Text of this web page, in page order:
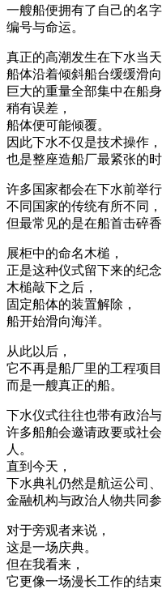
一艘船便拥有了自己的名字
编号与命运。
真正的高潮发生在下水当天
船体沿着倾斜船台缓缓滑向
巨大的重量全部集中在船身
稍有误差，
船体便可能倾覆。
因此下水不仅是技术操作，
也是整座造船厂最紧张的时
许多国家都会在下水前举行
不同国家的传统有所不同，
但最常见的是在船首击碎
展柜中的命名木槌，
正是这种仪式留下来的纪念
木槌敲下之后，
固定船体的装置解除，
船开始滑向海洋。
从此以后，
它不再是船厂里的工程项目
而是一艘真正的船。
下水仪式往往也带有政治与
许多船舶会邀请政要或社
人。
直到今天，
下水典礼仍然是航运公司、
金融机构与政治人物共同
对于旁观者来说，
这是一场庆典。
但在我看来，
它更像一场漫长工作的结束